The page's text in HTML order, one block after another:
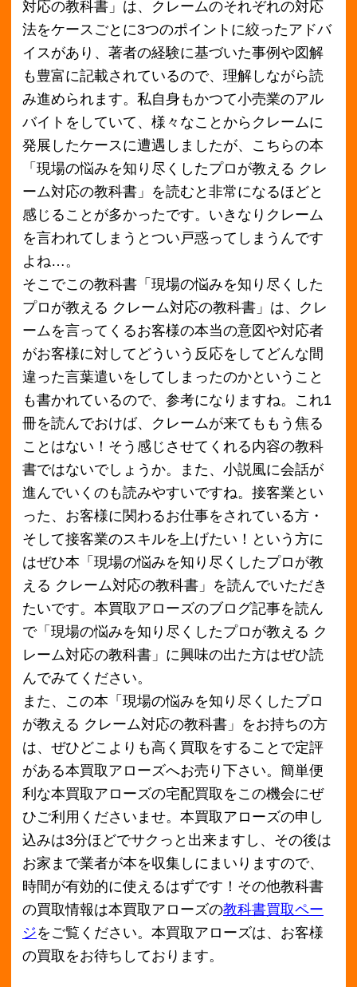
ームを言ってくるお客様の本当の意図や対応者
がお客様に対してどういう反応をしてどんな間
違った言葉遣いをしてしまったのかということ
も書かれているので、参考になりますね。これ1
冊を読んでおけば、クレームが来てももう焦る
ことはない！そう感じさせてくれる内容の教科
書ではないでしょうか。また、小説風に会話が
進んでいくのも読みやすいですね。接客業とい
った、お客様に関わるお仕事をされている方・
そして接客業のスキルを上げたい！という方に
はぜひ本「現場の悩みを知り尽くしたプロが教
える クレーム対応の教科書」を読んでいただき
たいです。本買取アローズのブログ記事を読ん
で「現場の悩みを知り尽くしたプロが教える ク
レーム対応の教科書」に興味の出た方はぜひ読
んでみてください。
また、この本「現場の悩みを知り尽くしたプロ
が教える クレーム対応の教科書」をお持ちの方
は、ぜひどこよりも高く買取をすることで定評
がある本買取アローズへお売り下さい。簡単便
利な本買取アローズの宅配買取をこの機会にぜ
ひご利用くださいませ。本買取アローズの申し
込みは3分ほどでサクっと出来ますし、その後は
お家まで業者が本を収集しにまいりますので、
時間が有効的に使えるはずです！その他教科書
の買取情報は本買取アローズの教科書買取ペー
をご覧ください。本買取アローズは、お客様
の買取をお待ちしております。
月別アーカイブ
2018年11月
2018年9月
2018年8月
2018年7月
2018年6月
2018年5月
2018年4月
2018年3月
2018年2月
2017年12月